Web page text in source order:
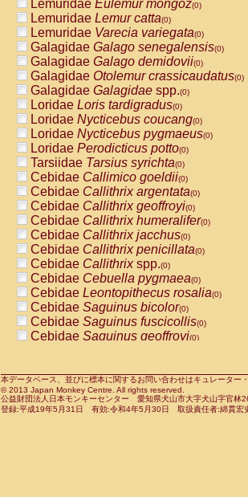
(0)
AtelidaeAlouatta seniculus
AtelidaeAlouattaspp.(0)
AtelidaeAteles belzebuth(0)
AtelidaeAteles geoffroyi(0)
AtelidaeAteles paniscus(0)
AtelidaeAtelesspp.(0)
Atelidae Lagothrix lagothricha
AtelidaeLagothrix lagothricha cana
PitheciidaeCacajao calvus
PitheciidaeCallicebus cupreus
PitheciidaeCallicebus donacophilus
PitheciidaeCallicebus moloch
PitheciidaeCallicebus torquatus
PitheciidaeCallicebusspp.(0)
PitheciidaeChiropotes satanas(0)
PitheciidaePithecia monachus
PitheciidaePithecia pithecia(0)
CercopithecidaeCercocebus agilis
CercopithecidaeCercocebus
CercopithecidaeCercocebus
CercopithecidaeCercocebus
CercopithecidaeCercocebus
CercopithecidaeCercocebushybrid
CercopithecidaePapio anubis(0)
CercopithecidaePapio cynocephalus
CercopithecidaePapio hamadryas(0)
Lemuridae Eulemur mongoz(0)
Lemuridae Lemur catta(0)
Lemuridae Varecia variegata(0)
Galagidae Galago senegalensis(0)
Galagidae Galago demidovii(0)
Galagidae Otolemur crassicaudatus(0)
Galagidae Galagidae spp.(0)
Loridae Loris tardigradus(0)
Loridae Nycticebus coucang(0)
Loridae Nycticebus pygmaeus(0)
Loridae Perodicticus potto(0)
Tarsiidae Tarsius syrichta(0)
Cebidae Callimico goeldii(0)
Cebidae Callithrix argentata(0)
Cebidae Callithrix geoffroyi(0)
Cebidae Callithrix humeralifer(0)
Cebidae Callithrix jacchus(0)
Cebidae Callithrix penicillata(0)
Cebidae Callithrixspp.(0)
Cebidae Cebuella pygmaea(0)
Cebidae Leontopithecus rosalia(0)
Cebidae Saguinus bicolor(0)
Cebidae Saguinus fuscicollis(0)
Cebidae Saguinus geoffroyi(0)
CebidaeSaguinus leucopus(0)
CebidaeSaguinus midas(0)
Cebidae Saguinus mystax(0)
本データベース、並びに標本に関するお問い合わせはキュレータ
© 2013 Japan Monkey Centre. All rights reserved.
公益財団法人日本モンキーセンター 愛知県犬山市大字犬山字官
登録:平成19年5月31日 有効:令和4年5月30日 取扱責任者:綿貫宏